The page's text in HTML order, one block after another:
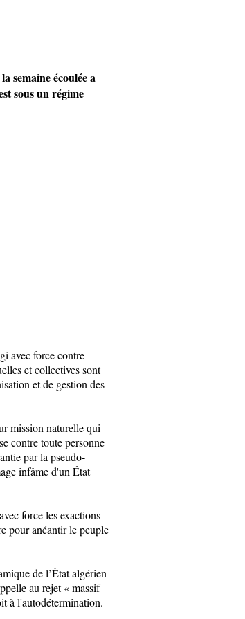
semaine écoulée a
sous un régime
avec force contre
et collectives sont
et de gestion des
mission naturelle qui
contre toute personne
par la pseudo-
infâme d'un État
force les exactions
pour anéantir le peuple
de l’État algérien
au rejet « massif
à l'autodétermination.